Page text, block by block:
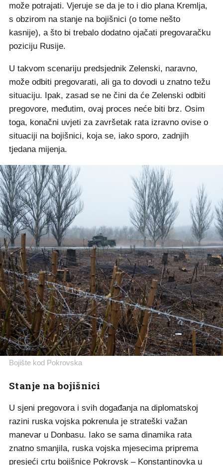
može potrajati. Vjeruje se da je to i dio plana Kremlja,
s obzirom na stanje na bojišnici (o tome nešto
kasnije), a što bi trebalo dodatno ojačati pregovaračku
poziciju Rusije.
U takvom scenariju predsjednik Zelenski, naravno,
može odbiti pregovarati, ali ga to dovodi u znatno težu
situaciju. Ipak, zasad se ne čini da će Zelenski odbiti
pregovore, međutim, ovaj proces neće biti brz. Osim
toga, konačni uvjeti za završetak rata izravno ovise o
situaciji na bojišnici, koja se, iako sporo, zadnjih
tjedana mijenja.
Bojište kod Pokrovska
Stanje na bojišnici
U sjeni pregovora i svih događanja na diplomatskoj
razini ruska vojska pokrenula je strateški važan
manevar u Donbasu. Iako se sama dinamika rata
znatno smanjila, ruska vojska mjesecima priprema
presjeći crtu bojišnice Pokrovsk – Konstantinovka u